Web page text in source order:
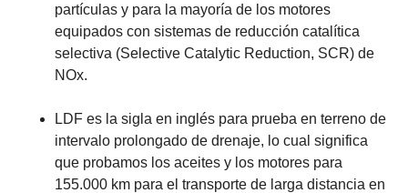
partículas y para la mayoría de los motores
equipados con sistemas de reducción catalítica
selectiva (Selective Catalytic Reduction, SCR) de
NOx.
LDF es la sigla en inglés para prueba en terreno de
intervalo prolongado de drenaje, lo cual significa
que probamos los aceites y los motores para
155.000 km para el transporte de larga distancia en